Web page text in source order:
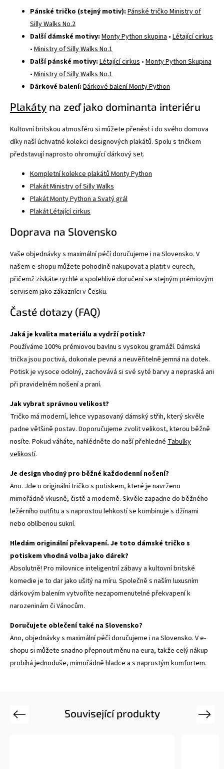
Pánské tričko (stejný motiv): Pánské tričko Ministry of
Silly Walks No.2
Další dámské motivy: Monty Python skupina • Létající cirkus
• Ministry of Silly Walks No.1
Další pánské motivy: Létající cirkus • Monty Python Skupina
• Ministry of Silly Walks No.1
Dárkové balení: Dárkové balení Monty Python
Plakáty na zeď jako dominanta interiéru
Kultovní britskou atmosféru si můžete přenést i do svého domova
díky naší úchvatné kolekci designových plakátů. Spolu s tričkem
představují naprosto ohromující dárkový set.
Kompletní kolekce plakátů Monty Python
Plakát Ministry of Silly Walks
Plakát Monty Python a Svatý grál
Plakát Létající cirkus
Doprava na Slovensko
Vaše objednávky s maximální péčí doručujeme i na Slovensko. V
našem e-shopu můžete pohodlně nakupovat a platit v eurech,
přičemž získáte rychlé a spolehlivé doručení se stejným prémiovým
servisem jako zákazníci v Česku.
Časté dotazy (FAQ)
Jaká je kvalita materiálu a vydrží potisk?
Používáme 100% prémiovou bavlnu s vysokou gramáží. Dámská
trička jsou poctivá, dokonale pevná a neuvěřitelně jemná na dotek.
Potisk je vysoce odolný, zachovává si své syté barvy a nepraská ani
při pravidelném nošení a praní.
Jak vybrat správnou velikost?
Tričko má moderní, lehce vypasovaný dámský střih, který skvěle
padne většině postav. Doporučujeme zvolit velikost, kterou běžně
nosíte. Pokud váháte, nahlédněte do naší přehledné Tabulky
velikostí.
Je design vhodný pro běžné každodenní nošení?
Ano. Jde o originální tričko s potiskem, které je navrženo
mimořádně vkusně, čistě a moderně. Skvěle zapadne do běžného
ležérního outfitu a s naprostou lehkostí se kombinuje s džínami
nebo oblíbenou sukní.
Hledám originální překvapení. Je toto dámské tričko s
potiskem vhodná volba jako dárek?
Absolutně! Pro milovnice inteligentní zábavy a kultovní britské
komedie je to dar jako ušitý na míru. Společně s naším luxusním
dárkovým balením vytvoříte nezapomenutelné překvapení k
narozeninám či Vánocům.
Doručujete oblečení také na Slovensko?
Ano, objednávky s maximální péčí doručujeme i na Slovensko. V e-
shopu si můžete snadno přepnout měnu na eura, takže celý nákup
probíhá jednoduše, mimořádně hladce a s naprostým komfortem.
Související produkty
Previous Next